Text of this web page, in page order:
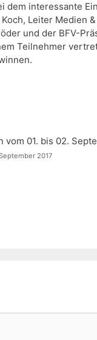
dem interessante
Leiter Medien
und der BFV-
Teilnehmer
2017